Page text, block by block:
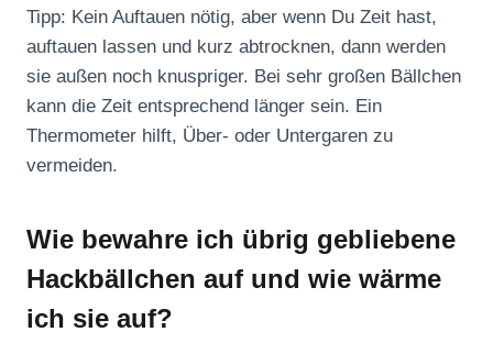
Tipp: Kein Auftauen nötig, aber wenn Du Zeit hast,
auftauen lassen und kurz abtrocknen, dann werden
sie außen noch knuspriger. Bei sehr großen Bällchen
kann die Zeit entsprechend länger sein. Ein
Thermometer hilft, Über- oder Untergaren zu
vermeiden.
Wie bewahre ich übrig gebliebene
Hackbällchen auf und wie wärme
ich sie auf?